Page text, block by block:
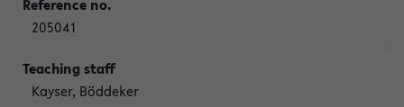
205041
Kayser, Böddeker